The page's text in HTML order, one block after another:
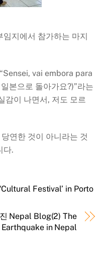
지에서 참가하는 마지
vai embora para
본으로 돌아가요?)”라는
감이 나면서, 저도 모르
연한 것이 아니라는 것
다.
Festival’ in Porto
Nepal Blog(2) The
Earthquake in Nepal